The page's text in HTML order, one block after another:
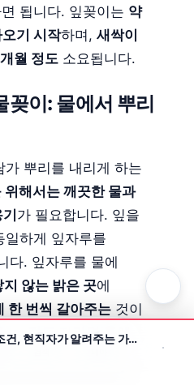
됩니다. 잎꽂이는 약
기 시작하며, 새싹이
월 정도 소요됩니다.
꽂이: 물에서 뿌리
뿌리를 내리게 하는
위해서는 깨끗한 물과
가 필요합니다. 잎을
일하게 잎자루를
다. 잎자루를 물에
않는 밝은 곳에
한 번씩 갈아주는 것이
정도 자라면 흙에2026년 전기기사 자격증 취득 조건, 현직자가 알려주는 가장 빠르고 확실한 방법